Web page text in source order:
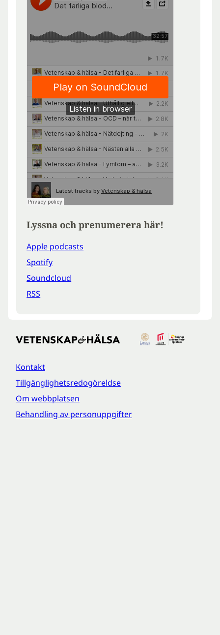
Lyssna och prenumerera här!
Apple podcasts
Spotify
Soundcloud
RSS
Kontakt
Tillgänglighetsredogöreldse
Om webbplatsen
Behandling av personuppgifter